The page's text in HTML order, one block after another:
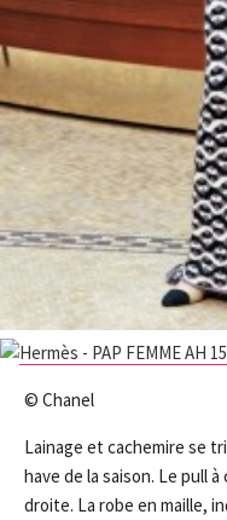
© Chanel ©
Lainage et cachemire se
have de la saison. Le pull
droite. La robe en maille,